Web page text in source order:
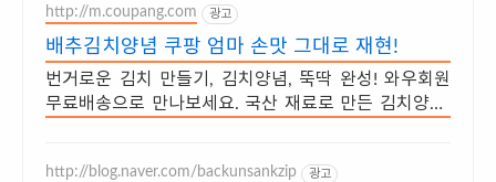
http://m.coupang.com 광고
배추김치양념 쿠팡 엄마 손맛 그대로 재현!
번거로운 김치 만들기, 김치양념, 뚝딱 완성! 와우회원
무료배송으로 만나보세요. 국산 재료로 만든 김치양념,
http://blog.naver.com/backunsankzip 광고